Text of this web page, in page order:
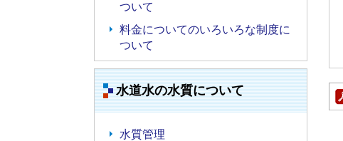
ついて
料金についてのいろいろな制度に
ついて
水道水の水質について
水質管理